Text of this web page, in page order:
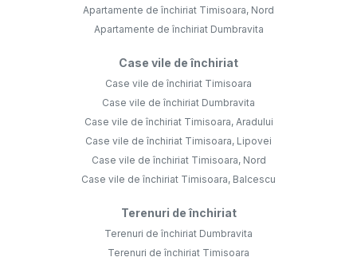
Apartamente de închiriat Timisoara, Nord
Apartamente de închiriat Dumbravita
Case vile de închiriat
Case vile de închiriat Timisoara
Case vile de închiriat Dumbravita
Case vile de închiriat Timisoara, Aradului
Case vile de închiriat Timisoara, Lipovei
Case vile de închiriat Timisoara, Nord
Case vile de închiriat Timisoara, Balcescu
Terenuri de închiriat
Terenuri de închiriat Dumbravita
Terenuri de închiriat Timisoara